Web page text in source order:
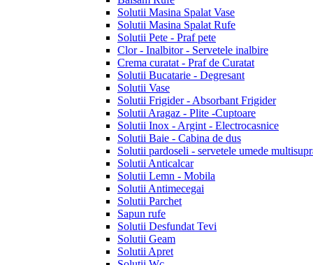
Solutii Masina Spalat Vase
Solutii Masina Spalat Rufe
Solutii Pete - Praf pete
Clor - Inalbitor - Servetele inalbire
Crema curatat - Praf de Curatat
Solutii Bucatarie - Degresant
Solutii Vase
Solutii Frigider - Absorbant Frigider
Solutii Aragaz - Plite -Cuptoare
Solutii Inox - Argint - Electrocasnice
Solutii Baie - Cabina de dus
Solutii pardoseli - servetele umede
Solutii Anticalcar
Solutii Lemn - Mobila
Solutii Antimecegai
Solutii Parchet
Sapun rufe
Solutii Desfundat Tevi
Solutii Geam
Solutii Apret